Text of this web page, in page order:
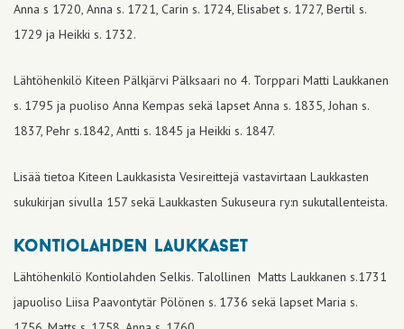
Anna s 1720, Anna s. 1721, Carin s. 1724, Elisabet s. 1727, Bertil s.
1729 ja Heikki s. 1732.
Lähtöhenkilö Kiteen Pälkjärvi Pälksaari no 4. Torppari Matti Laukkanen
s. 1795 ja puoliso Anna Kempas sekä lapset Anna s. 1835, Johan s.
1837, Pehr s.1842, Antti s. 1845 ja Heikki s. 1847.
Lisää tietoa Kiteen Laukkasista Vesireittejä vastavirtaan Laukkasten
sukukirjan sivulla 157 sekä Laukkasten Sukuseura ry:n sukutallenteista.
kontiolahden laukkaset
Lähtöhenkilö Kontiolahden Selkis. Talollinen Matts Laukkanen s.1731
japuoliso Liisa Paavontytär Pölönen s. 1736 sekä lapset Maria s.